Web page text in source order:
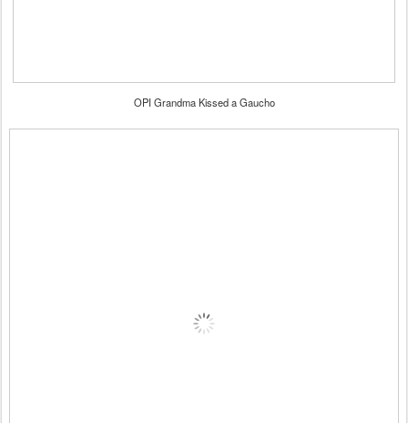
OPI Grandma Kissed a Gaucho